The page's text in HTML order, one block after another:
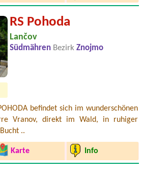
RS Pohoda
Lančov
Südmähren Bezirk Znojmo
befindet sich im wunderschönen
Vranov, direkt im Wald, in ruhiger
..
Karte Info